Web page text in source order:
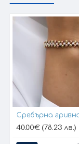
40.00€ (78.23 лв.)